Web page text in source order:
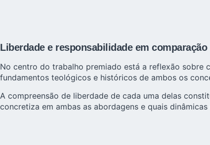
Liberdade e responsabilidade em comparação
No centro do trabalho premiado está a reflexão sobre
fundamentos teológicos e históricos de ambos os
A compreensão de liberdade de cada uma delas
concretiza em ambas as abordagens e quais